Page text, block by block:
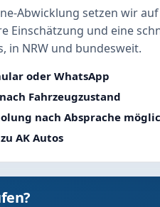
Abwicklung setzen wir
Einschätzung und eine
in NRW und bundesweit.
oder WhatsApp
Fahrzeugzustand
nach Absprache
AK Autos